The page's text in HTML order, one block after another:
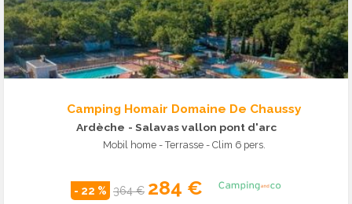
Camping Homair Domaine De Chaussy
Ardèche - Salavas vallon pont d'arc
Mobil home - Terrasse - Clim 6 pers.
- 22 % 364 € 284 €